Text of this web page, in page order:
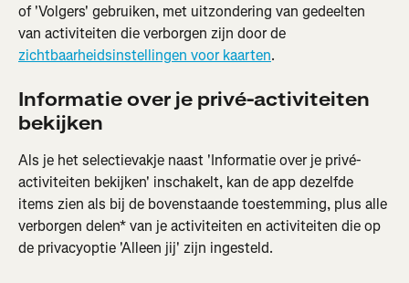
of 'Volgers' gebruiken, met uitzondering van gedeelten
van activiteiten die verborgen zijn door de
zichtbaarheidsinstellingen voor kaarten.
Informatie over je privé-activiteiten
bekijken
Als je het selectievakje naast 'Informatie over je privé-
activiteiten bekijken' inschakelt, kan de app dezelfde
items zien als bij de bovenstaande toestemming, plus alle
verborgen delen* van je activiteiten en activiteiten die op
de privacyoptie 'Alleen jij' zijn ingesteld.